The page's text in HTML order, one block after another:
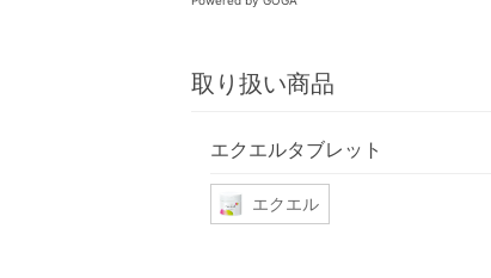
取り扱い商品
エクエルタブレット
エクエル